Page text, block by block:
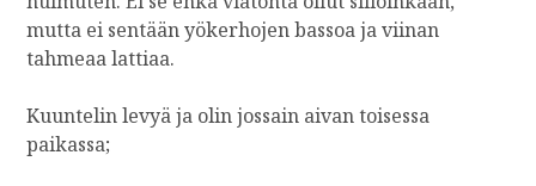
mutta ei sentään yökerhojen bassoa ja viinan
tahmeaa lattiaa.
Kuuntelin levyä ja olin jossain aivan toisessa
paikassa;